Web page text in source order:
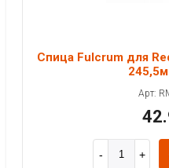
Спица Fulcrum для
Арт: